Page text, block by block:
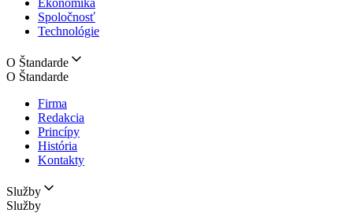
Spoločnosť
Technológie
O Štandarde
O Štandarde
Firma
Redakcia
Princípy
História
Kontakty
Služby
Služby